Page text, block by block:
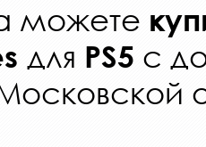
можете
для PS5 с